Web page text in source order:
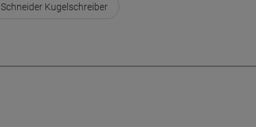
Schneider Kugelschreiber